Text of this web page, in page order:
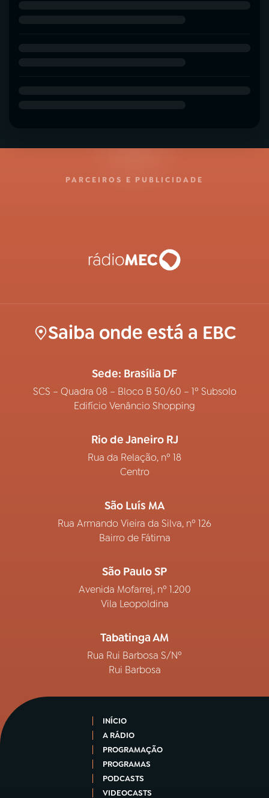
PARCEIROS E PUBLICIDADE
Saiba onde está a EBC
Sede: Brasília DF
SCS – Quadra 08 – Bloco B 50/60 – 1º Subsolo
Edifício Venâncio Shopping
Rio de Janeiro RJ
Rua da Relação, nº 18
Centro
São Luís MA
Rua Armando Vieira da Silva, nº 126
Bairro de Fátima
São Paulo SP
Avenida Mofarrej, nº 1.200
Vila Leopoldina
Tabatinga AM
Rua Rui Barbosa S/Nº
Rui Barbosa
INÍCIO
A RÁDIO
PROGRAMAÇÃO
PROGRAMAS
PODCASTS
VIDEOCASTS